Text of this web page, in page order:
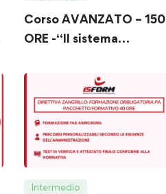
Corso AVANZATO – 150
ORE -“Il sistema
pubblici:
programmazione,
affidamento,
digitalizzazione ed
esecuzione”
Intermedio